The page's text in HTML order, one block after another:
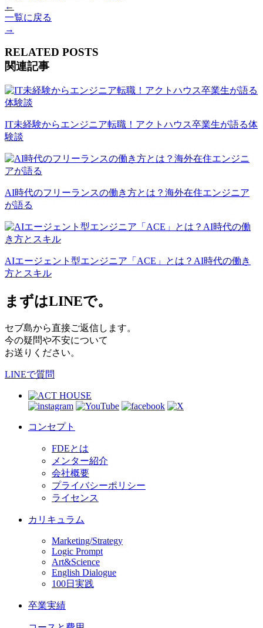
←
一覧に戻る
→
RELATED POSTS
関連記事
IT未経験からエンジニア転職！アクトハウス卒業生が語る体
験談
AI時代のフリーランスの働き方とは？海外在住エンジニア
が語る
AIエージェント型エンジニア「ACE」とは？AI時代の働き
方とスキル
まずはLINEで。
セブ島から直接ご返信します。
今の疑問や不安について
お送りください。
LINEで質問
コンセプト
FDEとは
メンター紹介
会社概要
プライバシーポリシー
ライセンス
カリキュラム
Marketing/Strategy
Logic Prompt
Art&Science
English Dialogue
100日実践
卒業実績